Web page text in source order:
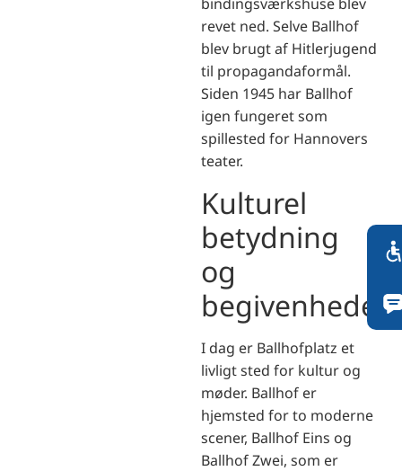
revet ned. Selve Ballhof
blev brugt af Hitlerjugend
til propagandaformål.
Siden 1945 har Ballhof
igen fungeret som
spillested for Hannovers
teater.
Kulturel
betydning
og
begivenheder
I dag er Ballhofplatz et
livligt sted for kultur og
møder. Ballhof er
hjemsted for to moderne
scener, Ballhof Eins og
Ballhof Zwei, som er